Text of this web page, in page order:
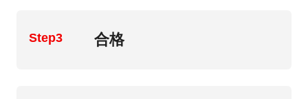
Step3 合格